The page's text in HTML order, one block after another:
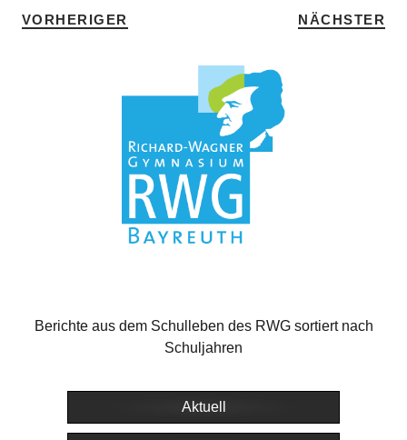
VORHERIGER NÄCHSTER
Berichte aus dem Schulleben des RWG sortiert nach
Schuljahren
Aktuell